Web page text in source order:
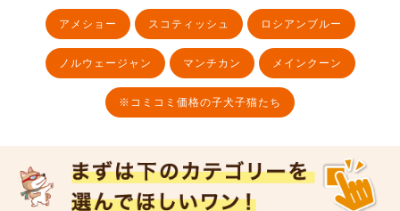
アメショー スコティッシュ ロシアンブルー
ノルウェージャン マンチカン メインクーン
※コミコミ価格の子犬子猫たち